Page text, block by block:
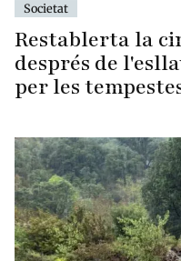
Societat
Restablerta la
després de
per les